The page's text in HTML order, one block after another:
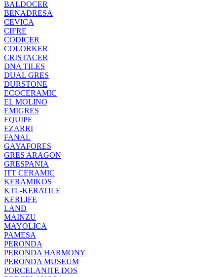
BALDOCER
BENADRESA
CEVICA
CIFRE
CODICER
COLORKER
CRISTACER
DNA TILES
DUAL GRES
DURSTONE
ECOCERAMIC
EL MOLINO
EMIGRES
EQUIPE
EZARRI
FANAL
GAYAFORES
GRES ARAGON
GRESPANIA
ITT CERAMIC
KERAMIKOS
KTL-KERATILE
KERLIFE
LAND
MAINZU
MAYOLICA
PAMESA
PERONDA
PERONDA HARMONY
PERONDA MUSEUM
PORCELANITE DOS